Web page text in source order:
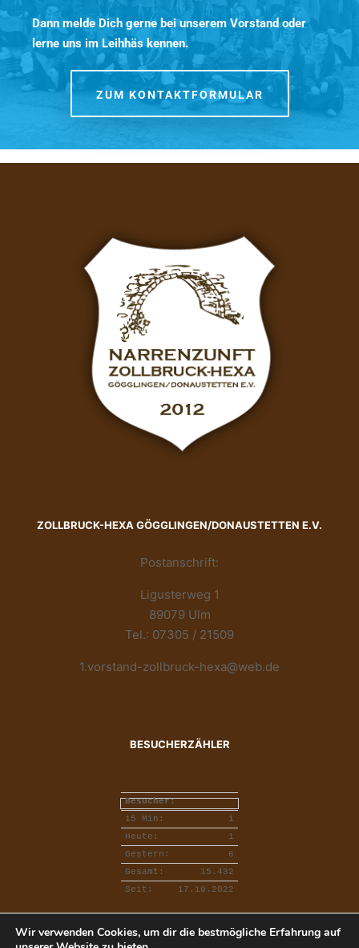
Dann melde Dich gerne bei unserem Vorstand oder
lerne uns im Leihhäs kennen.
ZUM KONTAKTFORMULAR
ZOLLBRUCK-HEXA GÖGGLINGEN/DONAUSTETTEN E.V.
Postanschrift:
Ligusterweg 1
89079 Ulm
Tel.: 07305 / 21509
1.vorstand-zollbruck-hexa@web.de
BESUCHERZÄHLER
Besucher:
15 Min:
1
Heute:
1
Gestern:
6
Gesamt:
15.432
Seit:
17.10.2022
Wir verwenden Cookies, um dir die bestmögliche Erfahrung auf